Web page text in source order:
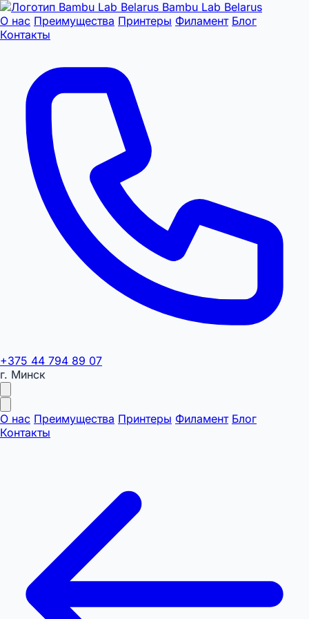
Bambu Lab Belarus
О нас Преимущества Принтеры Филамент Блог
Контакты
+375 44 794 89 07
г. Минск
О нас Преимущества Принтеры Филамент Блог
Контакты